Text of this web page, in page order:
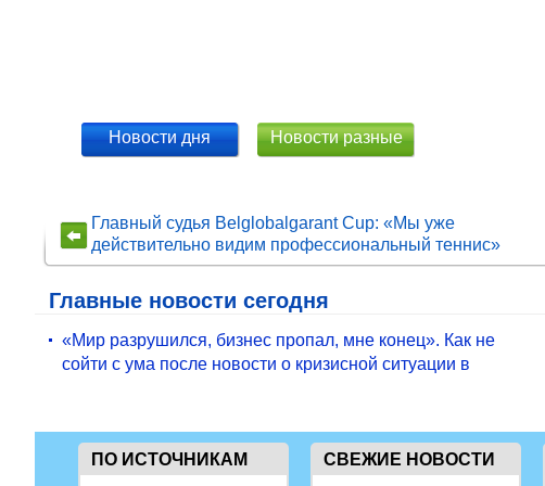
Новости дня Новости разные
Главный судья Belglobalgarant Сup: «Мы уже
действительно видим профессиональный теннис»
Главные новости сегодня
«Мир разрушился, бизнес пропал, мне конец». Как не
сойти с ума после новости о кризисной ситуации в
ПО ИСТОЧНИКАМ
СВЕЖИЕ НОВОСТИ